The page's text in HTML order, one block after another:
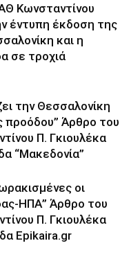
Κωνσταντίνου
έντυπη έκδοση της
και η
σε τροχιά
την Θεσσαλονίκη
προόδου” Άρθρο του
Π. Γκιουλέκα
“Μακεδονία”
οι
ΗΠΑ” Άρθρο του
Π. Γκιουλέκα
Epikaira.gr